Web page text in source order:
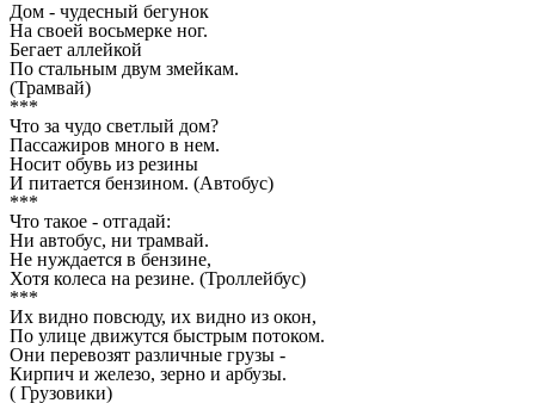
Дом - чудесный бегунок
На своей восьмерке ног.
Бегает аллейкой
По стальным двум змейкам.
(Трамвай)
***
Что за чудо светлый дом?
Пассажиров много в нем.
Носит обувь из резины
И питается бензином. (Автобус)
***
Что такое - отгадай:
Ни автобус, ни трамвай.
Не нуждается в бензине,
Хотя колеса на резине. (Троллейбус)
***
Их видно повсюду, их видно из окон,
По улице движутся быстрым потоком.
Они перевозят различные грузы -
Кирпич и железо, зерно и арбузы.
( Грузовики)